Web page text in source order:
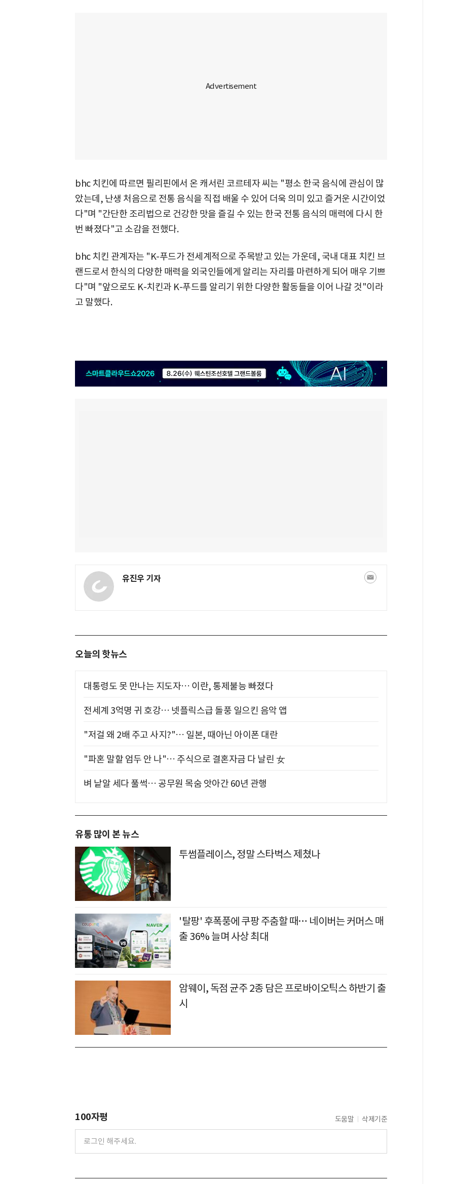
bhc 치킨에 따르면 필리핀에서 온 캐서린 코르테자 씨는 "평소 한국 음식에 관심이 많
았는데, 난생 처음으로 전통 음식을 직접 배울 수 있어 더욱 의미 있고 즐거운 시간이었
다"며 "간단한 조리법으로 건강한 맛을 즐길 수 있는 한국 전통 음식의 매력에 다시 한
번 빠졌다"고 소감을 전했다.
bhc 치킨 관계자는 "K-푸드가 전세계적으로 주목받고 있는 가운데, 국내 대표 치킨 브
랜드로서 한식의 다양한 매력을 외국인들에게 알리는 자리를 마련하게 되어 매우 기쁘
다"며 "앞으로도 K-치킨과 K-푸드를 알리기 위한 다양한 활동들을 이어 나갈 것"이라
고 말했다.
유진우 기자
오늘의 핫뉴스
대통령도 못 만나는 지도자… 이란, 통제불능 빠졌다
전세계 3억명 귀 호강… 넷플릭스급 돌풍 일으킨 음악 앱
"저걸 왜 2배 주고 사지?"… 일본, 때아닌 아이폰 대란
"파혼 말할 엄두 안 나"… 주식으로 결혼자금 다 날린 女
벼 낱알 세다 풀썩… 공무원 목숨 앗아간 60년 관행
유통 많이 본 뉴스
투썸플레이스, 정말 스타벅스 제쳤나
'탈팡' 후폭풍에 쿠팡 주춤할 때… 네이버는 커머스 매
출 36% 늘며 사상 최대
암웨이, 독점 균주 2종 담은 프로바이오틱스 하반기 출
시
100자평 도움말 삭제기준